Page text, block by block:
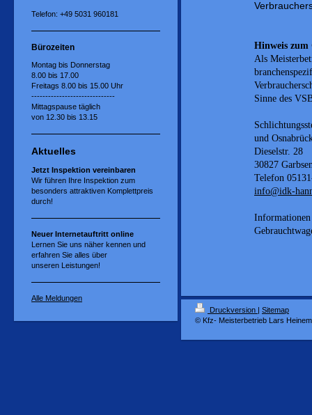
Telefon: +49 5031 960181
Bürozeiten
Montag bis Donnerstag
8.00 bis 17.00
Freitags 8.00 bis 15.00 Uhr
------------------------------
Mittagspause täglich
von 12.30 bis 13.15
Aktuelles
Jetzt Inspektion vereinbaren
Wir führen Ihre Inspektion zum
besonders attraktiven Komplettpreis
durch!
Neuer Internetauftritt online
Lernen Sie uns näher kennen und
erfahren Sie alles über
unseren Leistungen!
Alle Meldungen
Hinweis zum
Als
Sinne des
und
Dieselstr. 28
30827
Telefon
info@idk-
Informationen
Druckversion | Sitemap
© Kfz- Meisterbetrieb Lars